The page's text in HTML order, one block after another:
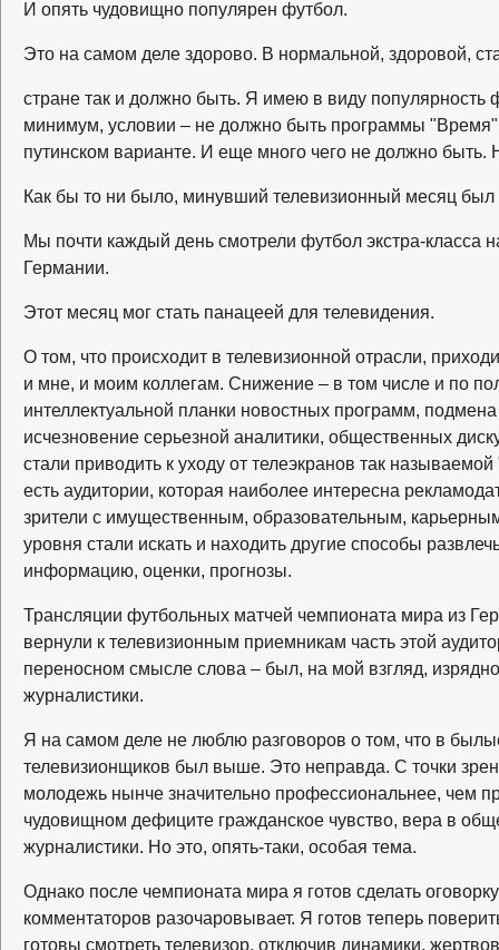
И опять чудовищно популярен футбол.
Это на самом деле здорово. В нормальной, здоровой,
стране так и должно быть. Я имею в виду популярность
минимум, условии – не должно быть программы
путинском варианте. И еще много чего не должно быть.
Как бы то ни было, минувший телевизионный месяц был
Мы почти каждый день смотрели футбол экстра-класса
Германии.
Этот месяц мог стать панацеей для телевидения.
О том, что происходит в телевизионной отрасли,
и мне, и моим коллегам. Снижение – в том числе и по
интеллектуальной планки новостных программ,
исчезновение серьезной аналитики, общественных
стали приводить к уходу от телеэкранов так
есть аудитории, которая наиболее интересна
зрители с имущественным, образовательным,
уровня стали искать и находить другие способы
информацию, оценки, прогнозы.
Трансляции футбольных матчей чемпионата мира из
вернули к телевизионным приемникам часть этой
переносном смысле слова – был, на мой взгляд,
журналистики.
Я на самом деле не люблю разговоров о том, что в
телевизионщиков был выше. Это неправда. С точки
молодежь нынче значительно профессиональнее, чем
чудовищном дефиците гражданское чувство, вера в
журналистики. Но это, опять-таки, особая тема.
Однако после чемпионата мира я готов сделать
комментаторов разочаровывает. Я готов теперь
готовы смотреть телевизор, отключив динамики,